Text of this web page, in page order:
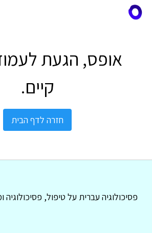
אופס, הגעת
קיים.
חזרה לדף הבית
פסיכולוגיה עברית על טיפול, פסיכולוגיה